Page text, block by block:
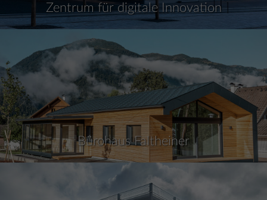
Zentrum für digitale Innovation
Bürohaus Faltheiner